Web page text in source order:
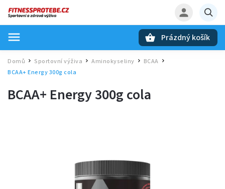
Prázdný košík
Domů / Sportovní výživa / Aminokyseliny BCAA
BCAA+ Energy 300g cola
BCAA+ Energy 300g cola